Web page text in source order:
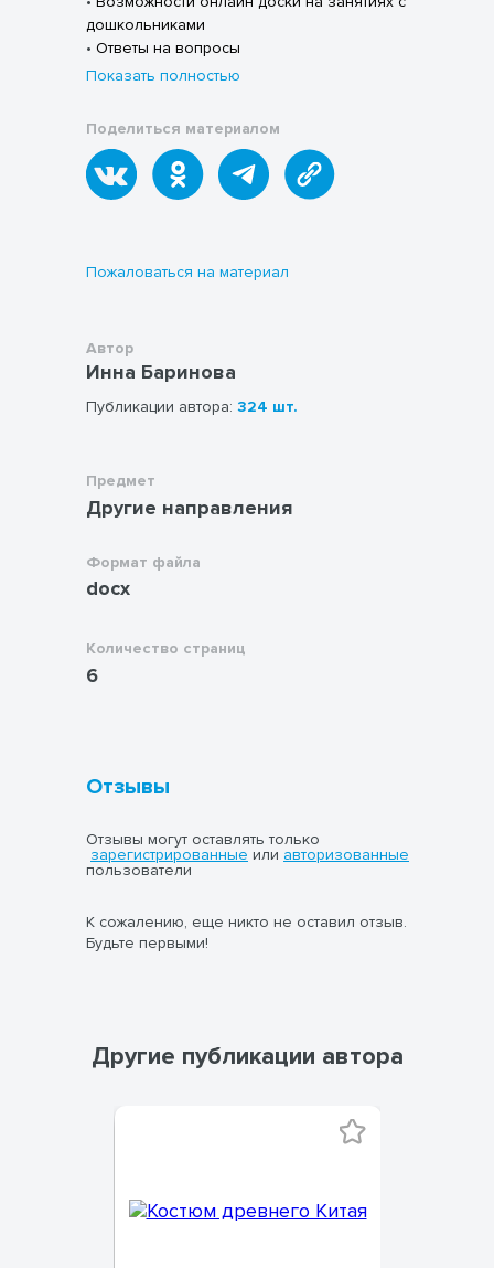
дошкольниками
• Ответы на вопросы
Показать полностью
Поделиться материалом
Пожаловаться на материал
Автор
Инна Баринова
Публикации автора: 324 шт.
Предмет
Другие направления
Формат файла
docx
Количество страниц
6
Отзывы
Отзывы могут оставлять только
зарегистрированные или авторизованные
пользователи
К сожалению, еще никто не оставил отзыв.
Будьте первыми!
Другие публикации автора